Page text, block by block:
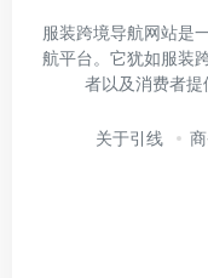
服装跨境导航网站是
航平台。它犹如服装
者以及消费者提
关于引线